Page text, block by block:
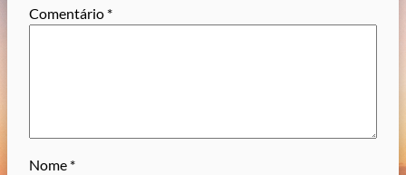
Comentário *
Nome *